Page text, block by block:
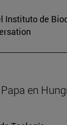
Instituto de
en